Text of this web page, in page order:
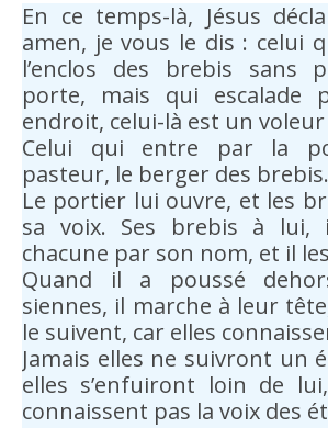
En ce temps-là, Jésus
amen, je vous le dis : celui
l’enclos des brebis sans
porte, mais qui escalade
endroit, celui-là est un
Celui qui entre par la
pasteur, le berger des brebis.
Le portier lui ouvre, et les
sa voix. Ses brebis à lui,
chacune par son nom, et il
Quand il a poussé
siennes, il marche à leur
le suivent, car elles
Jamais elles ne suivront un
elles s’enfuiront loin de
connaissent pas la voix des